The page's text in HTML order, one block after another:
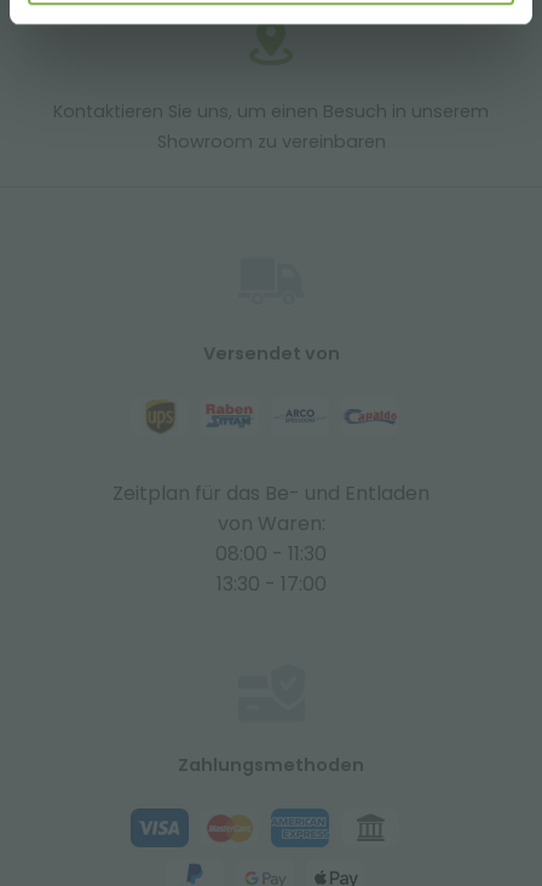
Kontaktieren Sie uns, um einen Besuch in unserem
Showroom zu vereinbaren
Versendet von
Zeitplan für das Be- und Entladen
von Waren:
08:00 - 11:30
13:30 - 17:00
Zahlungsmethoden